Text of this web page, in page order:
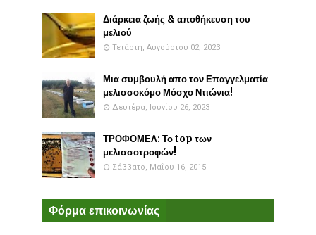
Διάρκεια ζωής & αποθήκευση του
μελιού
Τετάρτη, Αυγούστου 02, 2023
Μια συμβουλή απο τον Επαγγελματία
μελισσοκόμο Μόσχο Ντιώνια!
Δευτέρα, Ιουνίου 26, 2023
ΤΡΟΦΟΜΕΛ: Το top των
μελισσοτροφών!
Σάββατο, Μαΐου 16, 2015
Φόρμα επικοινωνίας